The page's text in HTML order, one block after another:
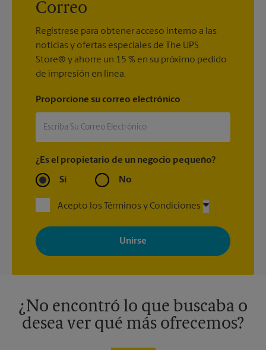
Correo
Regístrese para obtener acceso interno a las
noticias y ofertas especiales de The UPS
Store® y ahorre un 15 % en su próximo pedido
de impresión en línea.
Proporcione su correo electrónico
¿Es el propietario de un negocio pequeño?
Sí No
Acepto los Términos y Condiciones
Al registrarse, acepta recibir correos electrónicos de The UPS
Store con noticias, ofertas especiales, promociones y mensajes
adaptados a sus intereses. Puede darse de baja en cualquier
momento. Para más información, consulte nuestra política de
¿No encontró lo que buscaba o
desea ver qué más ofrecemos?